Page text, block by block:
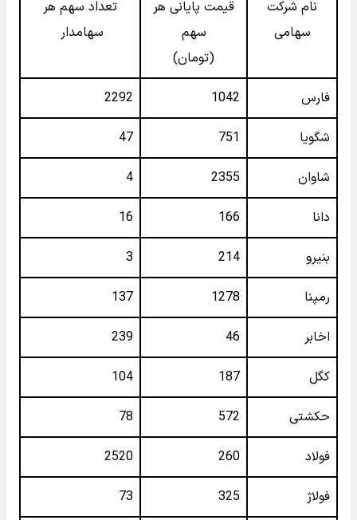
نام شرکت
سهامی
قیمت پایانی هر
سهم
(تومان)
تعداد سهم هر
سهامدار
فارس 1042
2292
شگویا 751
47
شاوان 2355
4
دانا 166
16
بنیرو 214
3
رمپنا 1278
137
اخابر 46
239
کگل 187
104
حکشتی‌ 572
78
فولاد 260
2520
فولاژ 325
73